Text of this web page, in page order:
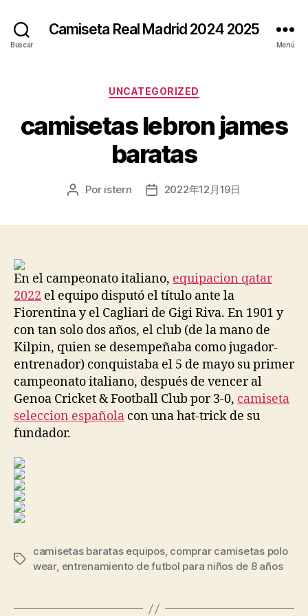
Buscar
Camiseta Real Madrid 2024 2025
Menú
Categorías
UNCATEGORIZED
camisetas lebron james
baratas
Autor
Por istern
Fecha2022年12月19日
En el campeonato italiano, equipacion qatar
2022 el equipo disputó el título ante la
Fiorentina y el Cagliari de Gigi Riva. En 1901 y
con tan solo dos años, el club (de la mano de
Kilpin, quien se desempeñaba como jugador-
entrenador) conquistaba el 5 de mayo su primer
campeonato italiano, después de vencer al
Genoa Cricket & Football Club por 3-0, camiseta
seleccion española con una hat-trick de su
fundador.
Etiquetas
camisetas baratas equipos, comprar camisetas polo
wear, entrenamiento de futbol para niños de 8 años